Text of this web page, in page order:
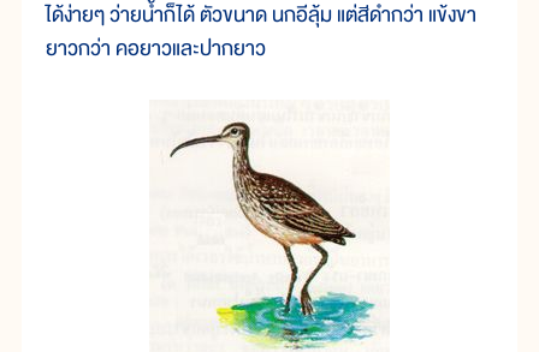
ได้ง่ายๆ ว่ายน้ำก็ได้ ตัวขนาด นกอีลุ้ม แต่สีดำกว่า แข้งขา
ยาวกว่า คอยาวและปากยาว